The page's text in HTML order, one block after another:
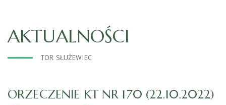
AKTUALNOŚCI
TOR SŁUŻEWIEC
ORZECZENIE KT NR 170 (22.10.2022)